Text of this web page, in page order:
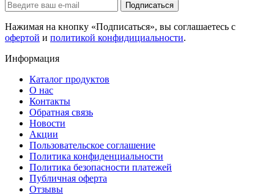
Подписаться
Нажимая на кнопку «Подписаться», вы соглашаетесь с
офертой и политикой конфидициальности.
Информация
Каталог продуктов
О нас
Контакты
Обратная связь
Новости
Акции
Пользовательское соглашение
Политика конфиденциальности
Политика безопасности платежей
Публичная оферта
Отзывы